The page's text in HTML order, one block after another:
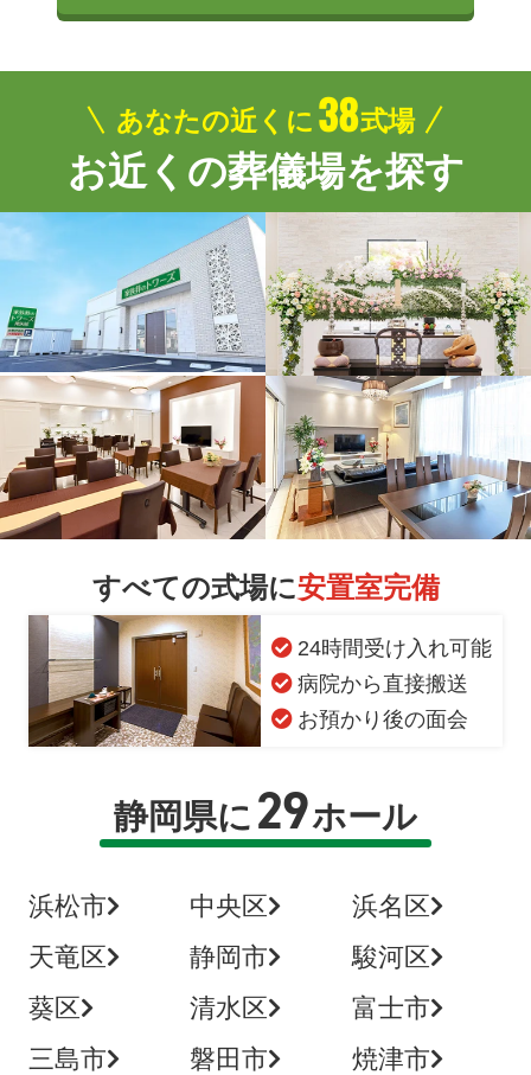
あなたの近くに 38式場
お近くの葬儀場を探す
すべての式場に安置室完備
24時間受け入れ可能
病院から直接搬送
お預かり後の面会
静岡県に 29ホール
浜松市 中央区
浜名区
天竜区
静岡市
駿河区
葵区
清水区
富士市
三島市
磐田市
焼津市